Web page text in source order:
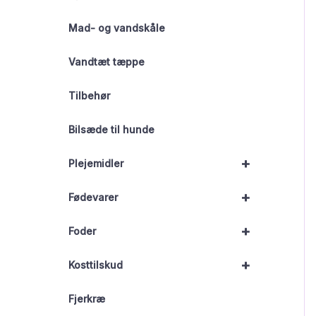
Mad- og vandskåle
Vandtæt tæppe
Tilbehør
Bilsæde til hunde
+
Plejemidler
+
Fødevarer
+
Foder
+
Kosttilskud
Fjerkræ